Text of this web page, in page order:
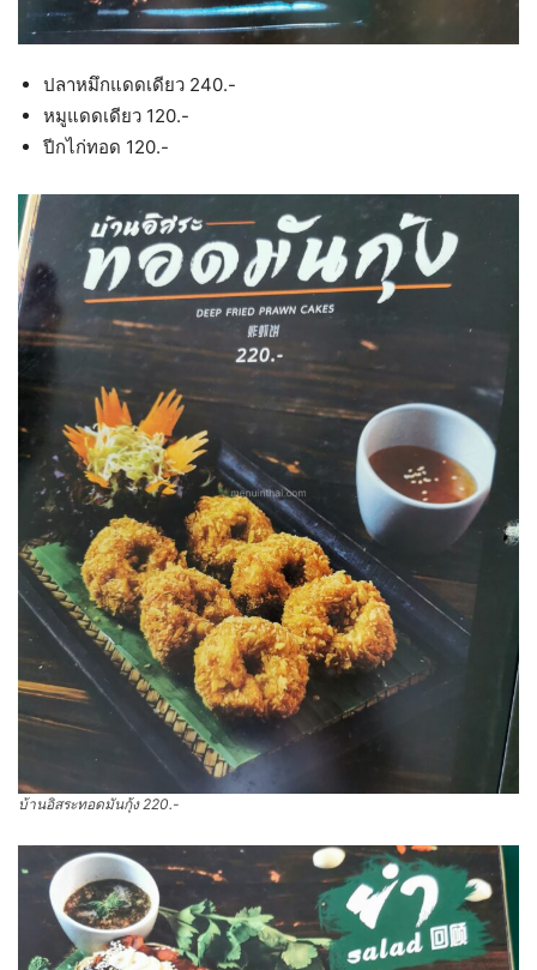
ปลาหมึกแดดเดียว 240.-
หมูแดดเดียว 120.-
ปีกไก่ทอด 120.-
บ้านอิสระทอดมันกุ้ง 220.-